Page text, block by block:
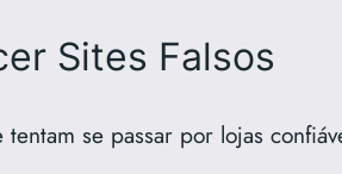
Sites Falsos
se passar por lojas